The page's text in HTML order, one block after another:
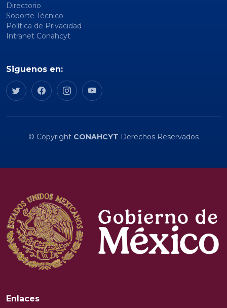
Directorio
Soporte Técnico
Política de Privacidad
Intranet Conahcyt
Siguenos en:
© Copyright CONAHCYT Derechos Reservados
Enlaces